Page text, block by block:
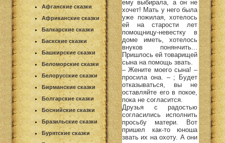
Афганские сказки
Африканские сказки
Балкарские сказки
Баскские сказки
Башкирские сказки
Беломорские сказки
Белорусские сказки
Бирманские сказки
Болгарские сказки
Боснийские сказки
Бразильские сказки
Бурятские сказки
ему выбирала, а он не
хочет! Мать у него была
уже пожилая, хотелось
ей на старости лет
помощницу-невестку в
доме иметь, хотелось
внуков понянчить...
Пришлось ей товарищей
сына на помощь звать.
– Жените моего сына! –
просила она. – ; Будет
отказываться, вы не
оставляйте его в покое,
пока не согласится.
Друзья с радостью
согласились исполнить
просьбу матери. Вот
пришел как-то юноша
звать их на охоту. А они